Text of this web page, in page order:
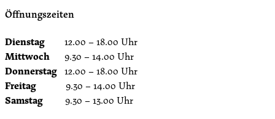
Öffnungszeiten
Dienstag 12.00 – 18.00 Uhr
Mittwoch 9.30 – 14.00 Uhr
Donnerstag 12.00 – 18.00 Uhr
Freitag 9.30 – 14.00 Uhr
Samstag 9.30 – 13.00 Uhr